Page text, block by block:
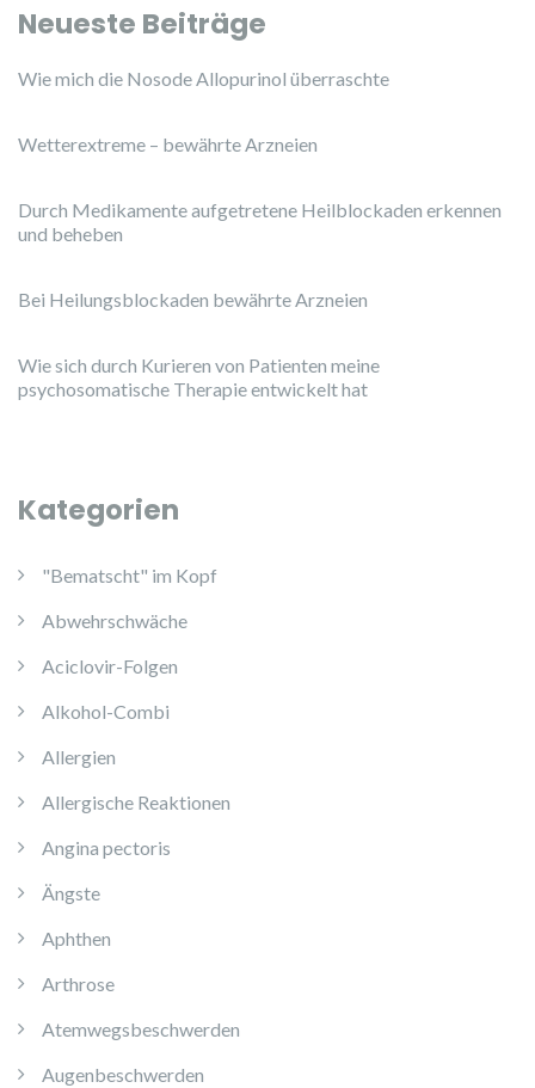
Neueste Beiträge
Wie mich die Nosode Allopurinol überraschte
Wetterextreme – bewährte Arzneien
Durch Medikamente aufgetretene Heilblockaden erkennen
und beheben
Bei Heilungsblockaden bewährte Arzneien
Wie sich durch Kurieren von Patienten meine
psychosomatische Therapie entwickelt hat
Kategorien
"Bematscht" im Kopf
Abwehrschwäche
Aciclovir-Folgen
Alkohol-Combi
Allergien
Allergische Reaktionen
Angina pectoris
Ängste
Aphthen
Arthrose
Atemwegsbeschwerden
Augenbeschwerden